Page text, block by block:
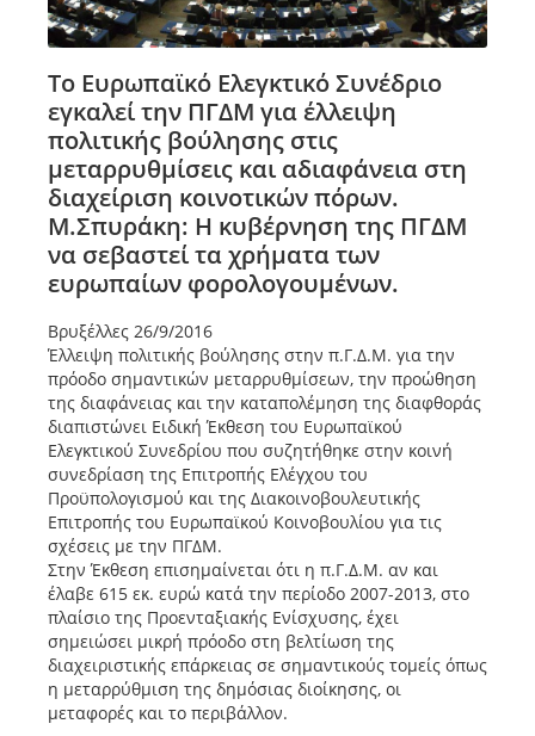
Το Ευρωπαϊκό Ελεγκτικό Συνέδριο
εγκαλεί την ΠΓΔΜ για έλλειψη
πολιτικής βούλησης στις
μεταρρυθμίσεις και αδιαφάνεια στη
διαχείριση κοινοτικών πόρων.
Μ.Σπυράκη: Η κυβέρνηση της ΠΓΔΜ
να σεβαστεί τα χρήματα των
ευρωπαίων φορολογουμένων.
Βρυξέλλες 26/9/2016
Έλλειψη πολιτικής βούλησης στην π.Γ.Δ.Μ. για την
πρόοδο σημαντικών μεταρρυθμίσεων, την προώθηση
της διαφάνειας και την καταπολέμηση της διαφθοράς
διαπιστώνει Ειδική Έκθεση του Ευρωπαϊκού
Ελεγκτικού Συνεδρίου που συζητήθηκε στην κοινή
συνεδρίαση της Επιτροπής Ελέγχου του
Προϋπολογισμού και της Διακοινοβουλευτικής
Επιτροπής του Ευρωπαϊκού Κοινοβουλίου για τις
σχέσεις με την ΠΓΔΜ.
Στην Έκθεση επισημαίνεται ότι η π.Γ.Δ.Μ. αν και
έλαβε 615 εκ. ευρώ κατά την περίοδο 2007-2013, στο
πλαίσιο της Προενταξιακής Ενίσχυσης, έχει
σημειώσει μικρή πρόοδο στη βελτίωση της
διαχειριστικής επάρκειας σε σημαντικούς τομείς όπως
η μεταρρύθμιση της δημόσιας διοίκησης, οι
μεταφορές και το περιβάλλον.